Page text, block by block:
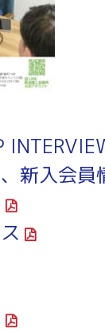
新入会員